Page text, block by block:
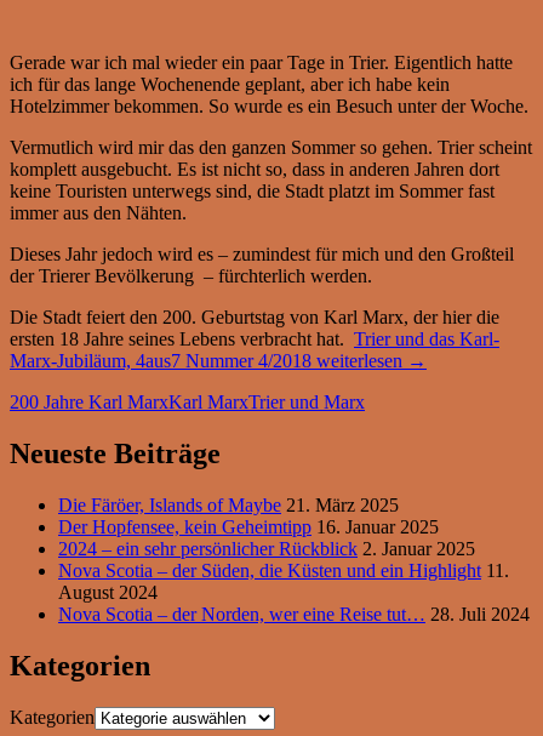
Gerade war ich mal wieder ein paar Tage in Trier. Eigentlich hatte
ich für das lange Wochenende geplant, aber ich habe kein
Hotelzimmer bekommen. So wurde es ein Besuch unter der Woche.
Vermutlich wird mir das den ganzen Sommer so gehen. Trier scheint
komplett ausgebucht. Es ist nicht so, dass in anderen Jahren dort
keine Touristen unterwegs sind, die Stadt platzt im Sommer fast
immer aus den Nähten.
Dieses Jahr jedoch wird es – zumindest für mich und den Großteil
der Trierer Bevölkerung – fürchterlich werden.
Die Stadt feiert den 200. Geburtstag von Karl Marx, der hier die
ersten 18 Jahre seines Lebens verbracht hat. Trier und das Karl-
Marx-Jubiläum, 4aus7 Nummer 4/2018 weiterlesen →
200 Jahre Karl MarxKarl MarxTrier und Marx
Neueste Beiträge
Die Färöer, Islands of Maybe 21. März 2025
Der Hopfensee, kein Geheimtipp 16. Januar 2025
2024 – ein sehr persönlicher Rückblick 2. Januar 2025
Nova Scotia – der Süden, die Küsten und ein Highlight 11.
August 2024
Nova Scotia – der Norden, wer eine Reise tut… 28. Juli 2024
Kategorien
Kategorien